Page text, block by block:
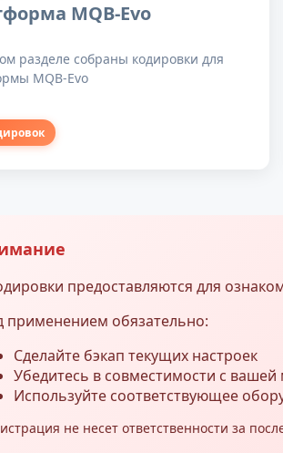
MQB-Evo
разделе собраны кодировки для
MQB-Evo
предоставляются для
применением обязательно:
Сделайте бэкап текущих настроек
Убедитесь в совместимости с
Используйте соответствующее
не несет ответственности за